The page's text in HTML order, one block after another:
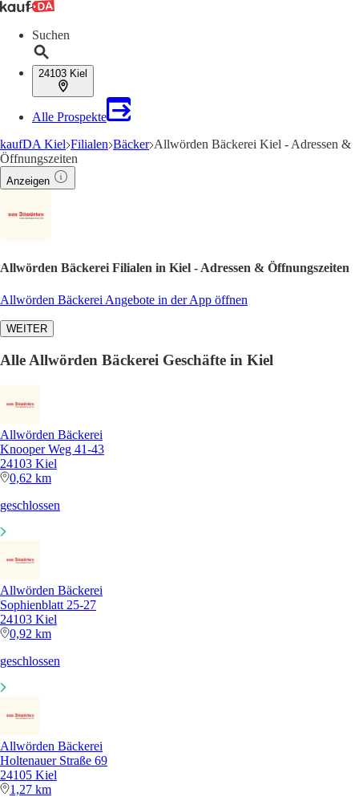
Suchen
24103 Kiel
Alle Prospekte
kaufDA Kiel Filialen Bäcker Allwörden Bäckerei Kiel - Adressen &
Öffnungszeiten
Anzeigen
Allwörden Bäckerei Filialen in Kiel - Adressen & Öffnungszeiten
Allwörden Bäckerei Angebote in der App öffnen
WEITER
Alle Allwörden Bäckerei Geschäfte in Kiel
Allwörden Bäckerei
Knooper Weg 41-43
24103 Kiel
0,62 km
geschlossen
Allwörden Bäckerei
Sophienblatt 25-27
24103 Kiel
0,92 km
geschlossen
Allwörden Bäckerei
Holtenauer Straße 69
24105 Kiel
1,27 km